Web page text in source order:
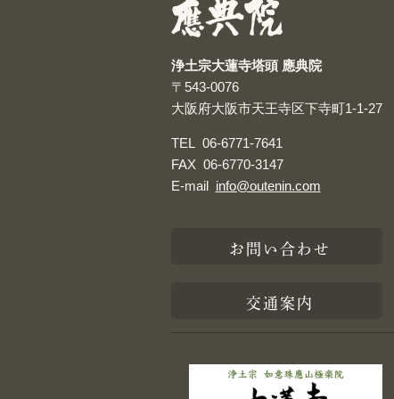
浄土宗大蓮寺塔頭 應典院
〒543-0076
大阪府大阪市天王寺区下寺町1-1-27
TEL 06-6771-7641
FAX 06-6770-3147
E-mail info@outenin.com
お問い合わせ
交通案内